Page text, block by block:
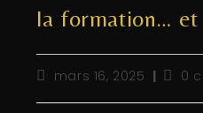
la formation… et
mars 16, 2025 0